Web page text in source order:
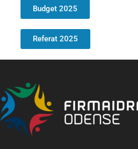
Budget 2025
Referat 2025